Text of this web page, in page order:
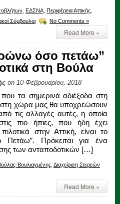
ΕΔΣΝΑ Περιφέρεια Αττικής
Σύμβουλοι No Comments »
Read More »
όσο πετάω”
στη Βούλα
on 10 Φεβρουαρίου, 2018
τα σημερινά αδιέξοδα στη
στη χώρα μας θα υποχρεώσουν
τις αλλαγές αυτές, η οποία
πιο ήπιες, που ήδη έχει
στην Αττική, είναι το
Πρόκειται για ένα
των ανταποδοτικών […]
Βουλιαγμένης Διαχείριση Στερεών
Read More »